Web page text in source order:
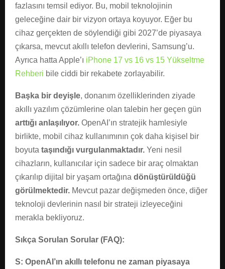
fazlasını temsil ediyor. Bu, mobil teknolojinin
geleceğine dair bir vizyon ortaya koyuyor. Eğer bu
cihaz gerçekten de söylendiği gibi 2027’de piyasaya
çıkarsa, mevcut akıllı telefon devlerini, Samsung’u.
Ayrıca hatta Apple’ı iPhone 17 vs 16 vs 15 Yükseltme
Rehberi bile ciddi bir rekabete zorlayabilir.
Başka bir deyişle, donanım özelliklerinden ziyade
akıllı yazılım çözümlerine olan talebin her geçen gün
arttığı anlaşılıyor. OpenAI’ın stratejik hamlesiyle
birlikte, mobil cihaz kullanımının çok daha kişisel bir
boyuta taşındığı vurgulanmaktadır. Yeni nesil
cihazların, kullanıcılar için sadece bir araç olmaktan
çıkarılıp dijital bir yaşam ortağına dönüştürüldüğü
görülmektedir. Mevcut pazar değişmeden önce, diğer
teknoloji devlerinin nasıl bir strateji izleyeceğini
merakla bekliyoruz.
Sıkça Sorulan Sorular (FAQ):
S: OpenAI’ın akıllı telefonu ne zaman piyasaya